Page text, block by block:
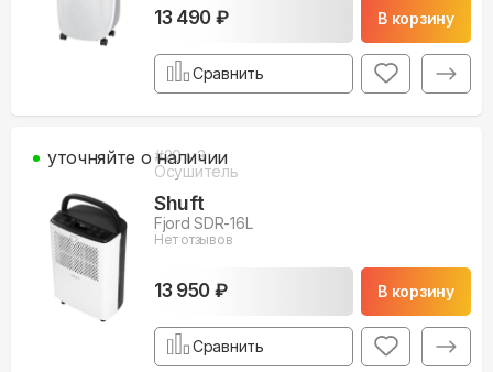
13 490 ₽ В корзину
Сравнить
#20м3
Осушитель
Shuft
Fjord SDR-16L
Нет отзывов
13 950 ₽ В корзину
уточняйте о наличии
Сравнить